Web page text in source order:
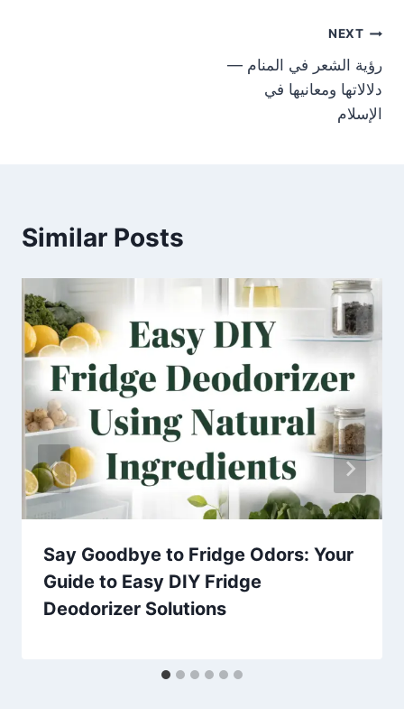
NEXT
رؤية الشعر في المنام —
دلالاتها ومعانيها في
الإسلام
Similar Posts
Say Goodbye to Fridge Odors: Your
Guide to Easy DIY Fridge
Deodorizer Solutions